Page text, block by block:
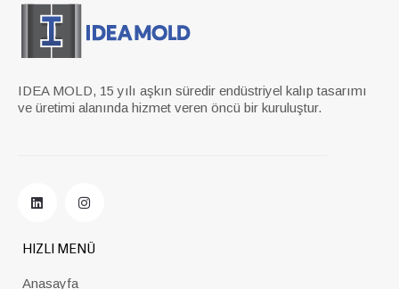
IDEA MOLD, 15 yılı aşkın süredir endüstriyel kalıp tasarımı
ve üretimi alanında hizmet veren öncü bir kuruluştur.
HIZLI MENÜ
Anasayfa